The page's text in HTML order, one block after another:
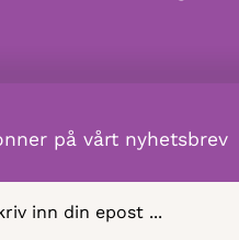
på vårt nyhetsbrev